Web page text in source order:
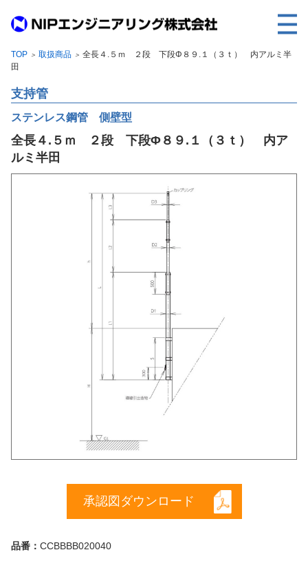
TOP
事業内容
取扱製品
各種実績
会社案内
個人データの共同利用について
TOP ＞ 取扱商品 ＞ 全長４.５ｍ ２段 下段Φ８９.１（３ｔ） 内アルミ半
田
支持管
ステンレス鋼管 側壁型
全長４.５ｍ ２段 下段Φ８９.１（３ｔ） 内ア
ルミ半田
承認図ダウンロード
品番： CCBBBB020040